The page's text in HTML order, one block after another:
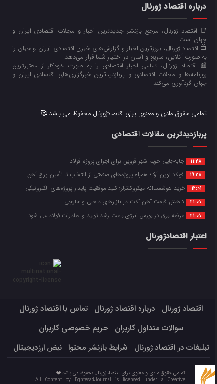
درباره اقتصاد ژورنال
📑 اقتصاد ژورنال، مرجع بازنشر جدیدترین اخبار و مجلات اقتصادی ایران و
جهان است.
📺 اقتصاد ژورنال، بروزترین اخبار و گزارش‌های خبری اقتصادی ایران و جهان را
به صورت آنلاین، سریع و آسان در اختیار شما قرار می‌‌دهد.
📰 اقتصاد ژورنال، تمامی اخبار اقتصادی را به صورت خودکار از معتبرترین
روزنامه‌ها و مجلات اقتصادی و پربازدیدترین خبرگزاری‌های اقتصادی ایران و
جهان گردآوری می‌کند.
تمامی حقوق مادی و معنوی برای اقتصادژورنال محفوظ می باشد 🥰
پربازدیدترین مقالات اقتصادی
11:28 جابه‌جایی حریم شهر قزوین برای اجرای پروژه فولاد!
19:28 فولاد نوین آرکا؛ همراه پروژه‌های صنعتی از انتخاب تا تأمین ورق آهن
12:01 خرید هوشمندانه میکروکنترلر؛ کلید موفقیت پایدار پروژه‌های الکترونیکی
21:07 کاهش قیمت آهن آلات در بازارهای داخلی و خارجی
21:07 عرضه برق در بورس انرژی باعث رشد تولید و صادرات فولاد می شود
اعتبار اقتصادژورنال
اقتصاد ژورنال درباره اقتصاد ژورنال
تماس با اقتصاد ژورنال
سوالات متداول کاربران
حریم خصوصی کاربران
تبلیغات در اقتصاد ژورنال
شرایط بازنشر محتوا نبض ارزدیجیتال
تمامی حقوق مادی و معنوی برای اقتصادژورنال محفوظ می باشد ❤️
All Content by EghtesadJournal is licensed under a Creative